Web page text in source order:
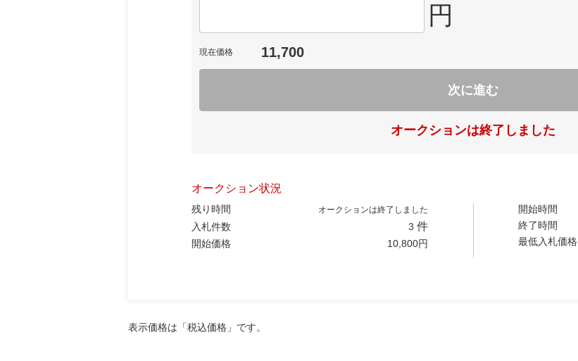
円
現在価格 11,700
次に進む
オークションは終了しました
オークション状況
残り時間 オークションは終了しました
入札件数 3 件
開始価格 10,800円
開始時間
終了時間
最低入札価格
表示価格は「税込価格」です。